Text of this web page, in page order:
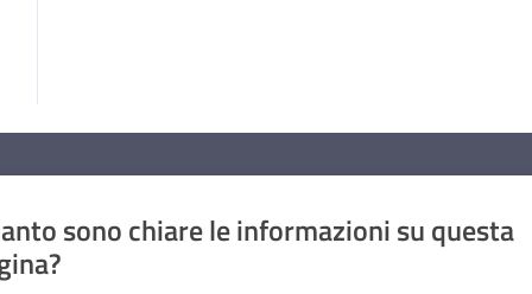
sono chiare le informazioni su questa